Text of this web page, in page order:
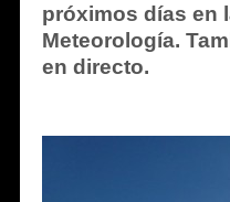
próximos días en
Meteorología.
en directo.